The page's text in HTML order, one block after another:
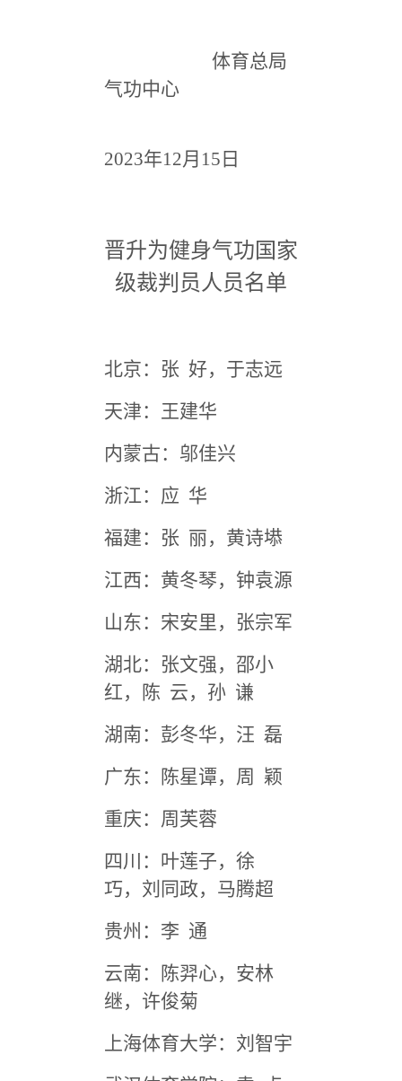
体育总局
气功中心
2023年12月15日
晋升为健身气功国家
级裁判员人员名单
北京：张 好，于志远
天津：王建华
内蒙古：邬佳兴
浙江：应 华
福建：张 丽，黄诗塨
江西：黄冬琴，钟袁源
山东：宋安里，张宗军
湖北：张文强，邵小
红，陈 云，孙 谦
湖南：彭冬华，汪 磊
广东：陈星谭，周 颖
重庆：周芙蓉
四川：叶莲子，徐
巧，刘同政，马腾超
贵州：李 通
云南：陈羿心，安林
继，许俊菊
上海体育大学：刘智宇